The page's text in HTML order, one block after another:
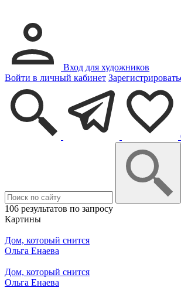
Вход для художников
Войти в личный кабинет
106 результатов по запросу
Картины
Дом, который снится
Ольга Енаева
Дом, который снится
Ольга Енаева